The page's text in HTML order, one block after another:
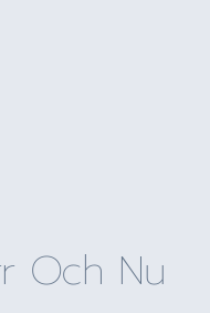
Och Nu